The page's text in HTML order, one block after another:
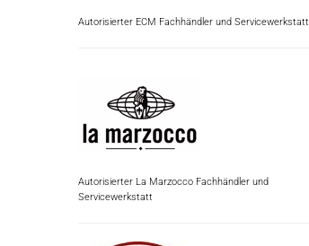
Autorisierter ECM Fachhändler und Servicewerkstatt
Autorisierter La Marzocco Fachhändler und
Servicewerkstatt